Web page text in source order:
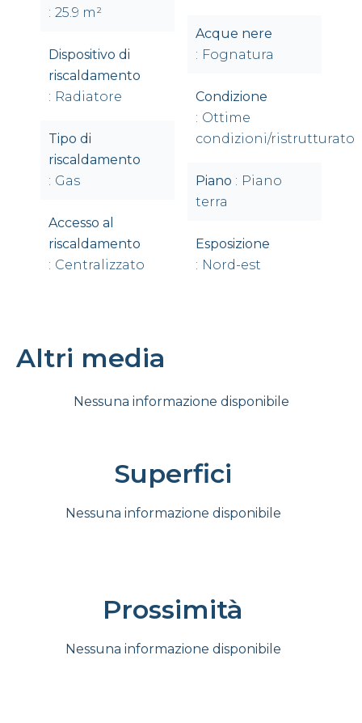
25.9 m²
Dispositivo di
riscaldamento
Radiatore
Tipo di
riscaldamento
Gas
Accesso al
riscaldamento
Centralizzato
Acque nere
Fognatura
Condizione
Ottime
condizioni/ristrutturato
Piano
Piano
terra
Esposizione
Nord-est
Altri media
Nessuna informazione disponibile
Superfici
Nessuna informazione disponibile
Prossimità
Nessuna informazione disponibile